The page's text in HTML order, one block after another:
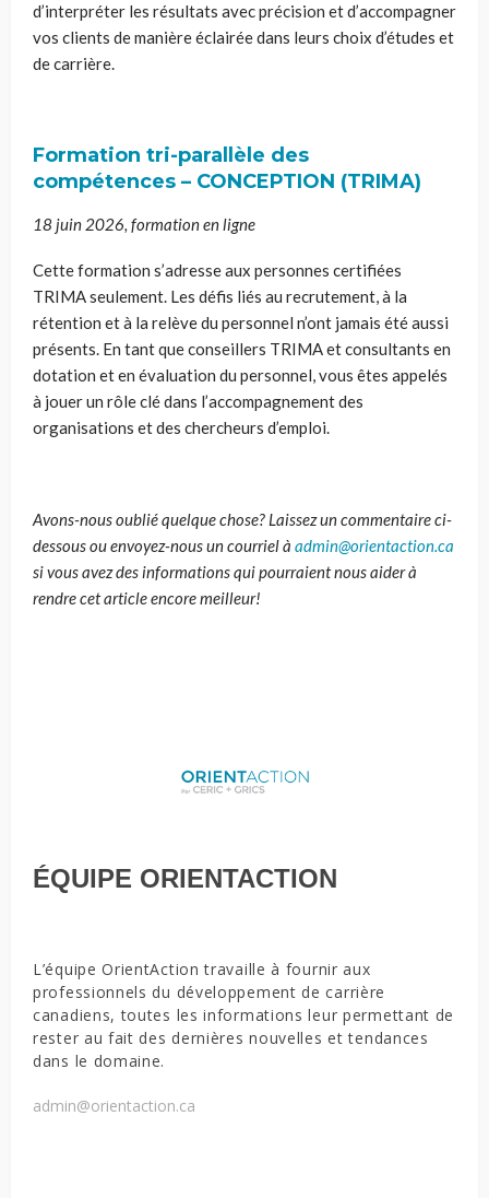
d’interpréter les résultats avec précision et d’accompagner
vos clients de manière éclairée dans leurs choix d’études et
de carrière.
Formation tri-parallèle des
compétences – CONCEPTION (TRIMA)
18 juin 2026, formation en ligne
Cette formation s’adresse aux personnes certifiées
TRIMA seulement. Les défis liés au recrutement, à la
rétention et à la relève du personnel n’ont jamais été aussi
présents. En tant que conseillers TRIMA et consultants en
dotation et en évaluation du personnel, vous êtes appelés
à jouer un rôle clé dans l’accompagnement des
organisations et des chercheurs d’emploi.
Avons-nous oublié quelque chose? Laissez un commentaire ci-
dessous ou envoyez-nous un courriel à admin@orientaction.ca
si vous avez des informations qui pourraient nous aider à
rendre cet article encore meilleur!
ÉQUIPE ORIENTACTION
L’équipe OrientAction travaille à fournir aux
professionnels du développement de carrière
canadiens, toutes les informations leur permettant de
rester au fait des dernières nouvelles et tendances
dans le domaine.
admin@orientaction.ca